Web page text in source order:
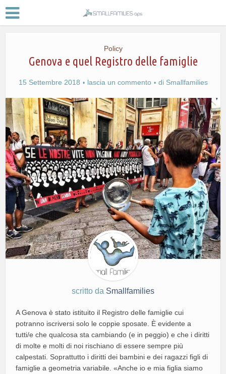
Policy
Genova e quel Registro delle famiglie
15 Settembre 2018 lascia un commento di Smallfamilies
scritto da Smallfamilies
A Genova è stato istituito il Registro delle famiglie cui
potranno iscriversi solo le coppie sposate. È evidente a
tutti/e che qualcosa sta cambiando (e in peggio) e che i diritti
di molte e molti di noi rischiano di essere sempre più
calpestati. Soprattutto i diritti dei bambini e dei ragazzi figli di
famiglie a geometria variabile. «Anche io e mia figlia siamo